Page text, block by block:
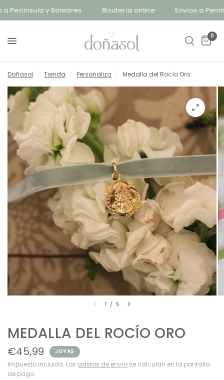
y Baleares Bisutería online Envíos a
0
Doñasol / Tienda / Personaliza / Medalla del Rocío Oro
1 / 5
MEDALLA DEL ROCÍO ORO
€45,99 JOYAS
Impuesto incluido. Los gastos de envío se calculan en la pantalla
de pago.